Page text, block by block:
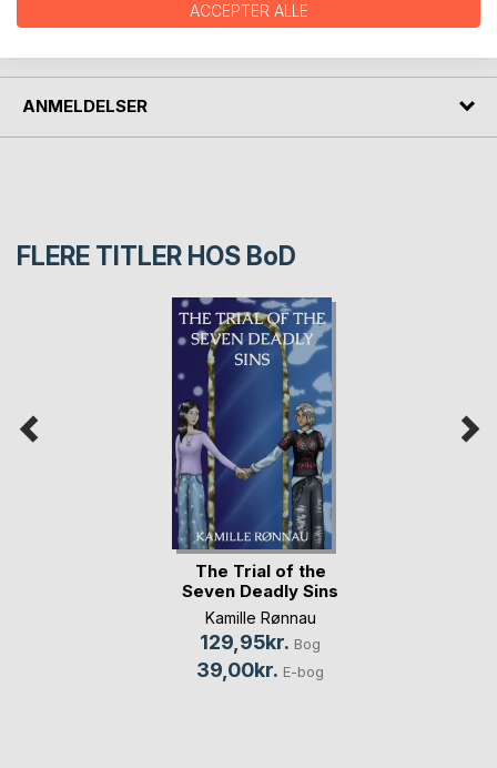
ANMELDELSER
FLERE TITLER HOS BoD
The Trial of the
Seven Deadly Sins
Kamille Rønnau
129,95kr. Bog
39,00kr. E-bog
ACCEPTER ALLE